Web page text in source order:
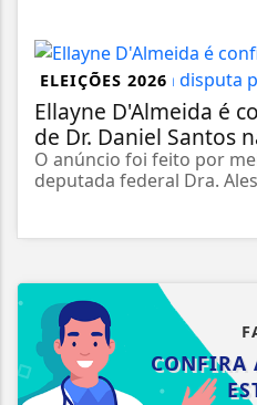
ELEIÇÕES 2026
Ellayne D'Almeida é
de Dr. Daniel Santos
O anúncio foi feito por
deputada federal Dra.
CONFIRA